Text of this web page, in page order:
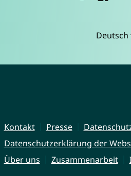
Deutsch
Kontakt Presse
Datenschutzerklärung der
Über uns
Zusammenarbeit